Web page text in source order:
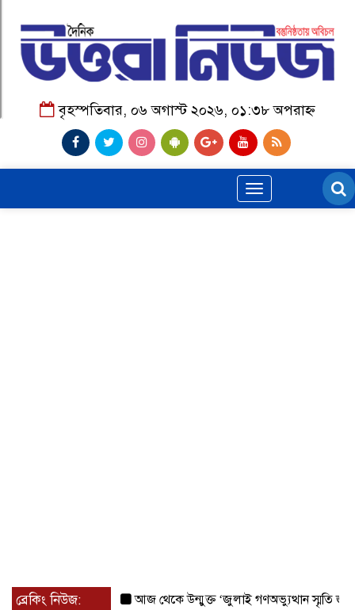
বৃহস্পতিবার, ০৬ অগাস্ট ২০২৬, ০১:৩৮ অপরাহ্ন
Toggle
navigation
ব্রেকিং নিউজ: আজ থেকে উন্মুক্ত ‘জুলাই গণঅভ্যুত্থান স্মৃতি জাদুঘর